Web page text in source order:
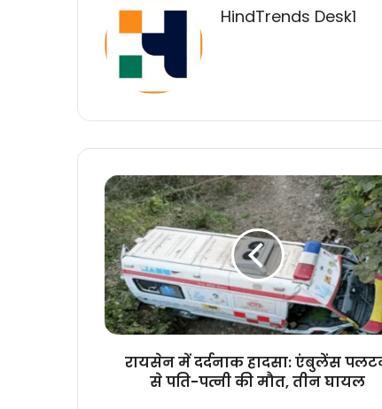
HindTrends Desk1
रायसेन
में
दर्दनाक
हादसा:
एंबुलेंस
पलटने
से
पति-
पत्नी
रायसेन में दर्दनाक हादसा: एंबुलेंस
से पति-पत्नी की मौत, तीन घायल